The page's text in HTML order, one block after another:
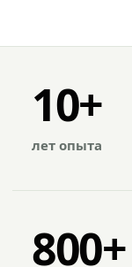
10+
лет опыта
800+